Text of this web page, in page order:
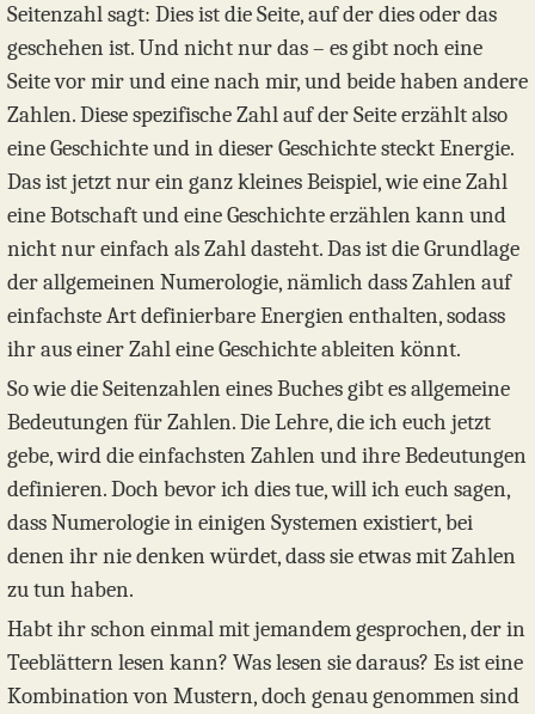
Seitenzahl sagt: Dies ist die Seite, auf der dies oder das
geschehen ist. Und nicht nur das – es gibt noch eine
Seite vor mir und eine nach mir, und beide haben andere
Zahlen. Diese spezifische Zahl auf der Seite erzählt also
eine Geschichte und in dieser Geschichte steckt Energie.
Das ist jetzt nur ein ganz kleines Beispiel, wie eine Zahl
eine Botschaft und eine Geschichte erzählen kann und
nicht nur einfach als Zahl dasteht. Das ist die Grundlage
der allgemeinen Numerologie, nämlich dass Zahlen auf
einfachste Art definierbare Energien enthalten, sodass
ihr aus einer Zahl eine Geschichte ableiten könnt.
So wie die Seitenzahlen eines Buches gibt es allgemeine
Bedeutungen für Zahlen. Die Lehre, die ich euch jetzt
gebe, wird die einfachsten Zahlen und ihre Bedeutungen
definieren. Doch bevor ich dies tue, will ich euch sagen,
dass Numerologie in einigen Systemen existiert, bei
denen ihr nie denken würdet, dass sie etwas mit Zahlen
zu tun haben.
Habt ihr schon einmal mit jemandem gesprochen, der in
Teeblättern lesen kann? Was lesen sie daraus? Es ist eine
Kombination von Mustern, doch genau genommen sind